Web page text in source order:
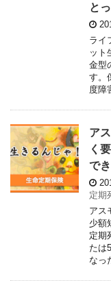
と
ライ
ット
金型
す。
度障
ア
く
で
定期
アス
少額
定期
たは
なっ